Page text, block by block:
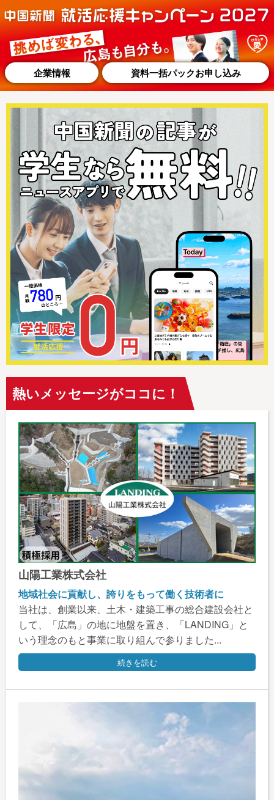
企業情報 資料一括パックお申し込み
熱いメッセージがココに！
山陽工業株式会社
地域社会に貢献し、誇りをもって働く技術者に
当社は、創業以来、土木・建築工事の総合建設会社と
して、「広島」の地に地盤を置き、「LANDING」と
いう理念のもと事業に取り組んで参りました...
続きを読む